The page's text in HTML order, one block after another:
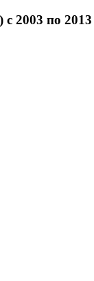
2003 по 2013